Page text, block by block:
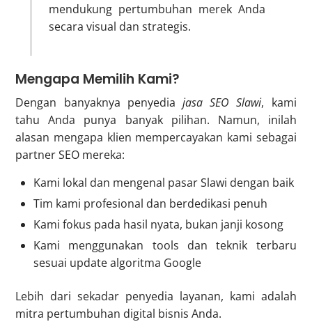
mendukung pertumbuhan merek Anda
secara visual dan strategis.
Mengapa Memilih Kami?
Dengan banyaknya penyedia jasa SEO Slawi, kami
tahu Anda punya banyak pilihan. Namun, inilah
alasan mengapa klien mempercayakan kami sebagai
partner SEO mereka:
Kami lokal dan mengenal pasar Slawi dengan baik
Tim kami profesional dan berdedikasi penuh
Kami fokus pada hasil nyata, bukan janji kosong
Kami menggunakan tools dan teknik terbaru
sesuai update algoritma Google
Lebih dari sekadar penyedia layanan, kami adalah
mitra pertumbuhan digital bisnis Anda.